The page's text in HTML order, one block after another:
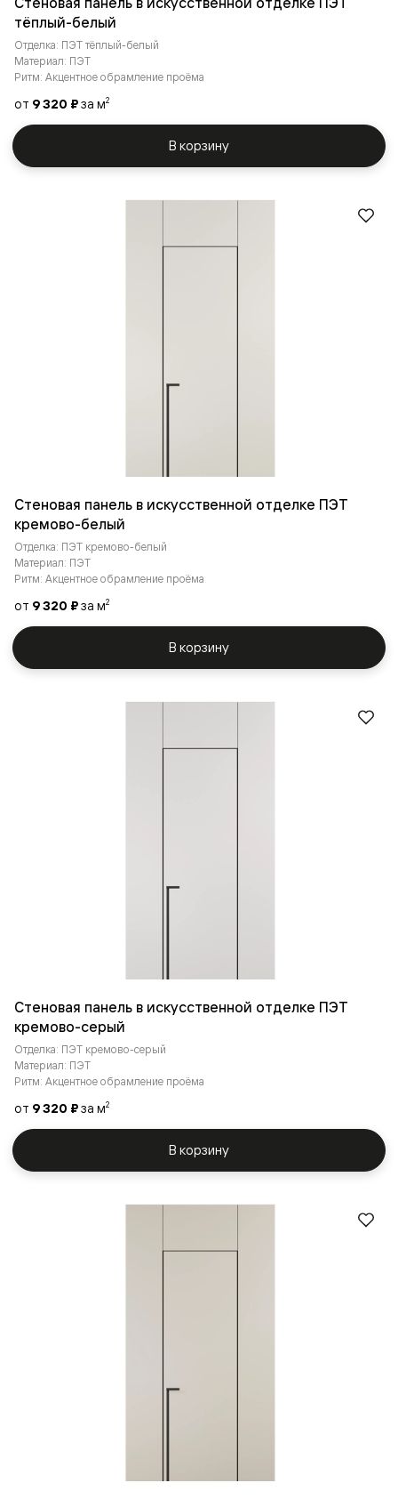
тёплый-белый
Отделка: ПЭТ тёплый-белый
Материал: ПЭТ
Ритм: Акцентное обрамление проёма
от 9 320 ₽за м2
В корзину
Стеновая панель в искусственной отделке ПЭТ
кремово-белый
Отделка: ПЭТ кремово-белый
Материал: ПЭТ
Ритм: Акцентное обрамление проёма
от 9 320 ₽за м2
В корзину
Стеновая панель в искусственной отделке ПЭТ
кремово-серый
Отделка: ПЭТ кремово-серый
Материал: ПЭТ
Ритм: Акцентное обрамление проёма
от 9 320 ₽за м2
В корзину